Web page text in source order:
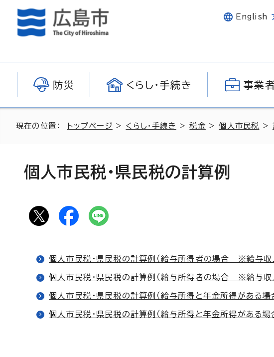
English
防災 くらし・手続き 事業
現在の位置： トップページ > くらし・手続き >税金 >個人市民税 >
個人市民税・県民税の計算例
個人市民税・県民税の計算例（給与所得者の場合 ※給与
個人市民税・県民税の計算例（給与所得者の場合 ※給与
個人市民税・県民税の計算例（給与所得と年金所得があ
個人市民税・県民税の計算例（給与所得と年金所得があ